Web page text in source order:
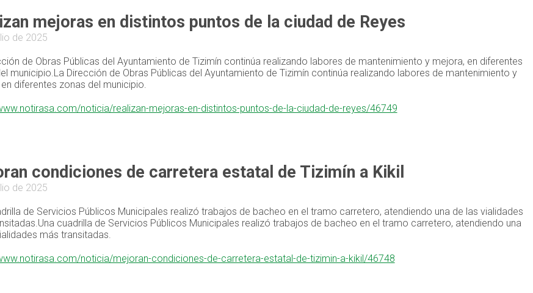
mejoras en distintos puntos de la ciudad de Reyes
de 2025
de Obras Públicas del Ayuntamiento de Tizimín continúa realizando labores de mantenimiento y mejora, en diferentes
municipio.La Dirección de Obras Públicas del Ayuntamiento de Tizimín continúa realizando labores de mantenimiento y
diferentes zonas del municipio.
noticia/realizan-mejoras-en-distintos-puntos-de-la-ciudad-de-reyes/46749
condiciones de carretera estatal de Tizimín a Kikil
de 2025
de Servicios Públicos Municipales realizó trabajos de bacheo en el tramo carretero, atendiendo una de las vialidades
cuadrilla de Servicios Públicos Municipales realizó trabajos de bacheo en el tramo carretero, atendiendo una
más transitadas.
noticia/mejoran-condiciones-de-carretera-estatal-de-tizimin-a-kikil/46748